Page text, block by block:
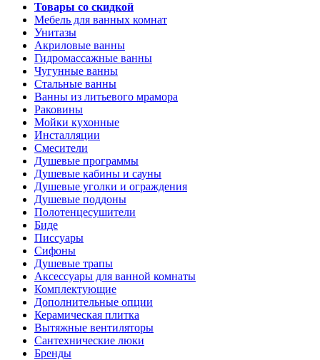
Товары со скидкой
Мебель для ванных комнат
Унитазы
Акриловые ванны
Гидромассажные ванны
Чугунные ванны
Стальные ванны
Ванны из литьевого мрамора
Раковины
Мойки кухонные
Инсталляции
Смесители
Душевые программы
Душевые кабины и сауны
Душевые уголки и ограждения
Душевые поддоны
Полотенцесушители
Биде
Писсуары
Сифоны
Душевые трапы
Аксессуары для ванной комнаты
Комплектующие
Дополнительные опции
Керамическая плитка
Вытяжные вентиляторы
Сантехнические люки
Бренды